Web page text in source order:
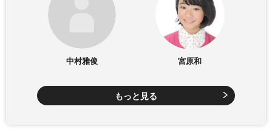
中村雅俊 宮原和
もっと見る